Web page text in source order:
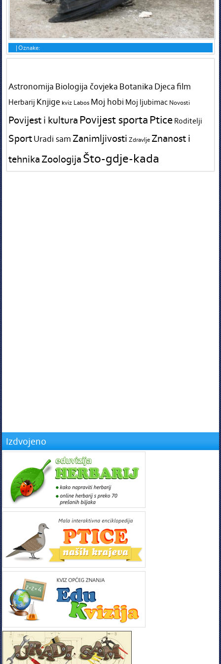
|Oznake:
Astronomija Biologija čovjeka Botanika Djeca film
Herbarij Knjige kviz Labos Moj hobi Moj ljubimac Novosti
Povijest i kultura Povijest sportaPtice Roditelji
SportUradi sam Zanimljivosti Zdravlje Znanost i
tehnika Zoologija Što-gdje-kada
Izdvojeno